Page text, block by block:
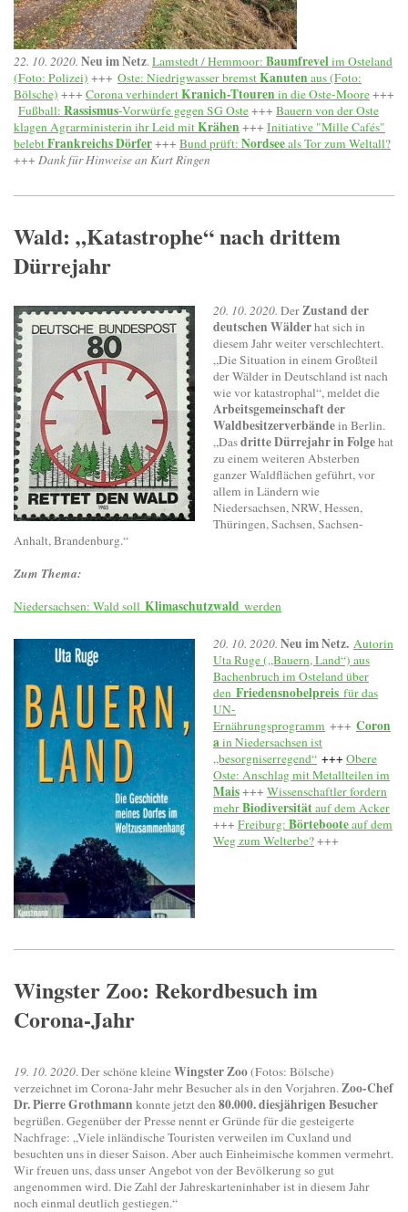
22. 10. 2020. Neu im Netz.Lamstedt / Hemmoor: Baumfrevelim Osteland
(Foto: Polizei) +++ Oste: Niedrigwasser bremstKanuten aus (Foto:
Bölsche) +++ Corona verhindertKranich-Ttouren in die Oste-Moore+++
Fußball: Rassismus-Vorwürfe gegen SG Oste+++ Bauern von der Oste
klagen Agrarministerin ihr Leid mitKrähen +++ Initiative "Mille Cafés"
belebtFrankreichs Dörfer+++ Bund prüft: Nordseeals Tor zum Weltall?
+++ Dank für Hinweise an Kurt Ringen
Wald: „Katastrophe“ nach drittem
Dürrejahr
20. 10. 2020. DerZustand der
deutschen Wälderhat sich in
diesem Jahr weiter verschlechtert.
„Die Situation in einem Großteil
der Wälder in Deutschland ist nach
wie vor katastrophal“, meldet die
Arbeitsgemeinschaft der
Waldbesitzerverbändein Berlin.
„Dasdritte Dürrejahr in Folgehat
zu einem weiteren Absterben
ganzer Waldflächen geführt, vor
allem in Ländern wie
Niedersachsen, NRW, Hessen,
Thüringen, Sachsen, Sachsen-
Anhalt, Brandenburg.“
Zum Thema:
Niedersachsen: Wald soll Klimaschutzwald werden
20. 10. 2020. Neu im Netz. Autorin
Uta Ruge („Bauern, Land“) aus
Bachenbruch im Osteland über
den Friedensnobelpreis für das
UN-
Ernährungsprogramm +++ Coron
ain Niedersachsen ist
„besorgniserregend“ +++ Obere
Oste: Anschlag mit Metallteilen im
Mais+++ Wissenschaftler fordern
mehrBiodiversitätauf dem Acker
+++ Freiburg: Börtebooteauf dem
Weg zum Welterbe?+++
Wingster Zoo: Rekordbesuch im
Corona-Jahr
19. 10. 2020. Der schöne kleineWingster Zoo(Fotos: Bölsche)
verzeichnet im Corona-Jahr mehr Besucher als in den Vorjahren.Zoo-Chef
Dr. Pierre Grothmann konnte jetzt den 80.000. diesjährigen Besucher
begrüßen. Gegenüber der Presse nennt er Gründe für die gesteigerte
Nachfrage: „Viele inländische Touristen verweilen im Cuxland und
besuchten uns in dieser Saison. Aber auch Einheimische kommen vermehrt.
Wir freuen uns, dass unser Angebot von der Bevölkerung so gut
angenommen wird. Die Zahl der Jahreskarteninhaber ist in diesem Jahr
noch einmal deutlich gestiegen.“